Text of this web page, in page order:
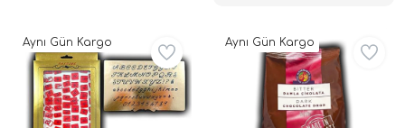
Aynı Gün Kargo Aynı Gün Kargo